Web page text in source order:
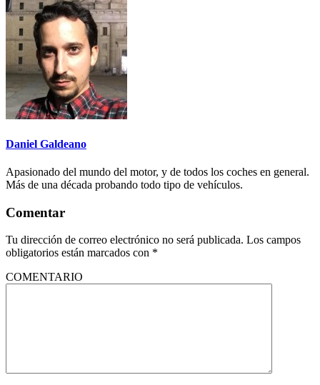
Daniel Galdeano
Apasionado del mundo del motor, y de todos los coches en general.
Más de una década probando todo tipo de vehículos.
Comentar
Tu dirección de correo electrónico no será publicada. Los campos
obligatorios están marcados con *
COMENTARIO